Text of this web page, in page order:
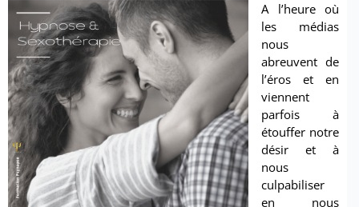
A l’heure où
les médias
nous
abreuvent de
l’éros et en
viennent
parfois à
étouffer notre
désir et à
nous
culpabiliser
en nous